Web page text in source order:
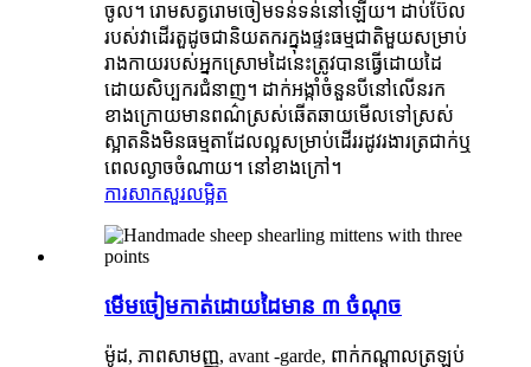
ចូល។ រោមសត្វរោមចៀមទន់ទន់នៅឡើយ។ ដាប់ប៊ែល
របស់វាដើរតួដូចជានិយតករក្នុងផ្ទះធម្មជាតិមួយសម្រាប់
រាងកាយរបស់អ្នកស្រោមដៃនេះត្រូវបានធ្វើដោយដៃ
ដោយសិប្បករជំនាញ។ ដាក់អង្កាំចំនួនបីនៅលើនរក
ខាងក្រោយមានពណ៌ស្រស់ឆើតឆាយមើលទៅស្រស់
ស្អាតនិងមិនធម្មតាដែលល្អសម្រាប់ដើររដូវរងារត្រជាក់ឬ
ពេលល្ងាចចំណាយ។ នៅខាងក្រៅ។
ការសាកសួរលម្អិត
មើមចៀមកាត់ដោយដៃមាន ៣ ចំណុច
ម៉ូដ, ភាពសាមញ្ញ, avant -garde, ពាក់កណ្តាលត្រឡប់